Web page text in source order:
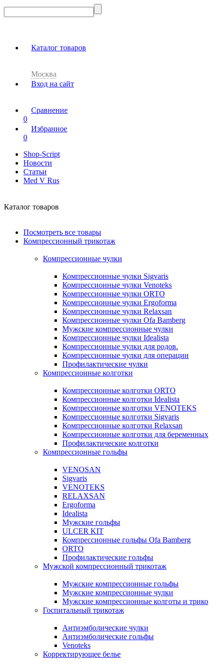
Каталог товаров
Москва
Вход на сайт
Сравнение
0
Избранное
0
Shop-Script
Новости
Статьи
Med V Rus
Каталог товаров
Посмотреть все товары
Компрессионный трикотаж
Компрессионные чулки
Компрессионные чулки Sigvaris
Компрессионные чулки Venoteks
Компрессионные чулки ORTO
Компрессионные чулки Ergoforma
Компрессионные чулки Relaxsan
Компрессионные чулки Ofa Bamberg
Мужские компрессионные чулки
Компрессионные чулки Idealista
Компрессионные чулки для родов.
Компрессионные чулки для операции
Профилактические чулки
Компрессионные колготки
Компрессионные колготки ORTO
Компрессионные колготки Idealista
Компрессионные колготки VENOTEKS
Компрессионные колготки Sigvaris
Компрессионные колготки Relaxsan
Компрессионные колготки для беременных
Профилактические колготки
Компрессионные гольфы
VENOSAN
Sigvaris
VENOTEKS
RELAXSAN
Ergoforma
Idealista
Мужские гольфы
ULCER KIT
Компрессионные гольфы Ofa Bamberg
ORTO
Профилактические гольфы
Мужской компрессионный трикотаж
Мужские компрессионные гольфы
Мужские компрессионные чулки
Мужские компрессионные колготы и трико
Госпитальный трикотаж
Антиэмболические чулки
Антиэмболические гольфы
Venoteks
Корректирующее белье